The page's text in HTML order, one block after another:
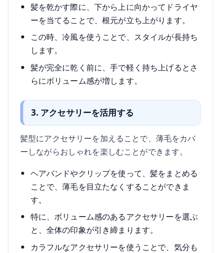
髪を乾かす際に、下から上に向かってドライヤ
ーを当てることで、根元が立ち上がります。
この時、冷風を使うことで、スタイルが長持ち
します。
髪が完全に乾く前に、手で軽く持ち上げるとさ
らにボリューム感が増します。
3. アクセサリーを活用する
髪型にアクセサリーを加えることで、薄毛をカバ
ーしながらおしゃれを楽しむことができます。
ヘアバンドやクリップを使って、髪をまとめる
ことで、薄毛を目立たなくすることができま
す。
特に、ボリューム感のあるアクセサリーを選ぶ
と、全体の印象が引き締まります。
カラフルなアクセサリーを使うことで、気分も